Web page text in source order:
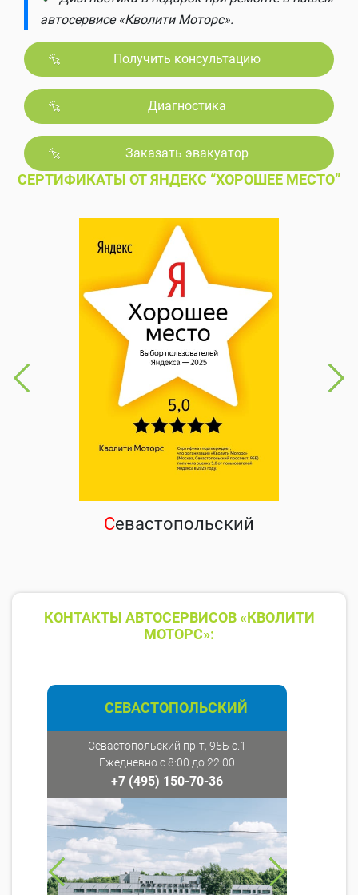
автосервисе «Кволити Моторс».
Получить консультацию
Диагностика
Заказать эвакуатор
СЕРТИФИКАТЫ ОТ ЯНДЕКС “ХОРОШЕЕ МЕСТО”
Севастопольский
КОНТАКТЫ АВТОСЕРВИСОВ «КВОЛИТИ
МОТОРС»:
СЕВАСТОПОЛЬСКИЙ
Севастопольский пр-т, 95Б с.1
Ежедневно с 8:00 до 22:00
+7 (495) 150-70-36